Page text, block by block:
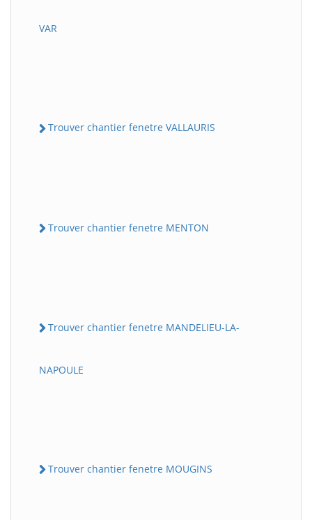
VAR
Trouver chantier fenetre VALLAURIS
Trouver chantier fenetre MENTON
Trouver chantier fenetre MANDELIEU-LA-
NAPOULE
Trouver chantier fenetre MOUGINS